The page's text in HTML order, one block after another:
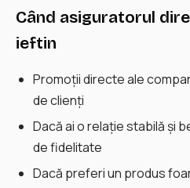
Când asiguratorul
ieftin
Promoții directe ale
de clienți
Dacă ai o relație stabilă și
de fidelitate
Dacă preferi un produs